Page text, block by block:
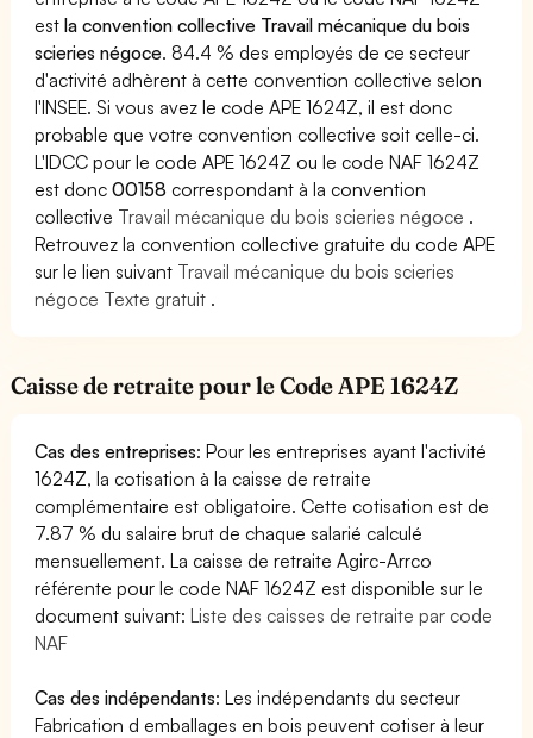
estla convention collective Travail mécanique du bois
scieries négoce. 84.4 % des employés de ce secteur
d'activité adhèrent à cette convention collective selon
l'INSEE. Si vous avez le code APE 1624Z, il est donc
probable que votre convention collective soit celle-ci.
L'IDCC pour le code APE 1624Z ou le code NAF 1624Z
est donc00158 correspondant à la convention
collective Travail mécanique du bois scieries négoce .
Retrouvez la convention collective gratuite du code APE
sur le lien suivant Travail mécanique du bois scieries
négoce Texte gratuit .
Caisse de retraite pour le Code APE 1624Z
Cas des entreprises: Pour les entreprises ayant l'activité
1624Z, la cotisation à la caisse de retraite
complémentaire est obligatoire. Cette cotisation est de
7.87 % du salaire brut de chaque salarié calculé
mensuellement. La caisse de retraite Agirc-Arrco
référente pour le code NAF 1624Z est disponible sur le
document suivant:Liste des caisses de retraite par code
NAF
Cas des indépendants: Les indépendants du secteur
Fabrication d emballages en bois peuvent cotiser à leur